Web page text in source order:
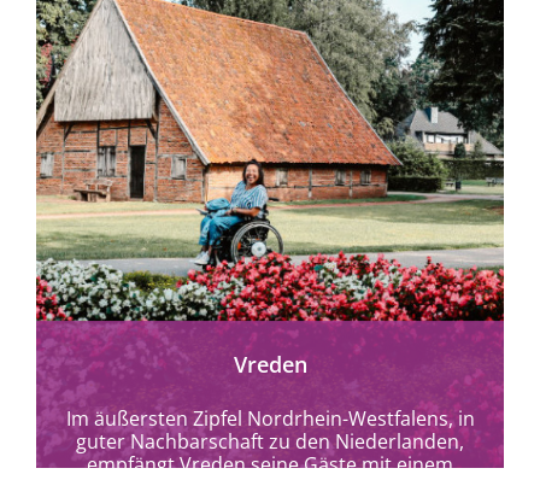
mehr erfahren
Vreden
Im äußersten Zipfel Nordrhein-Westfalens, in
guter Nachbarschaft zu den Niederlanden,
empfängt Vreden seine Gäste mit einem